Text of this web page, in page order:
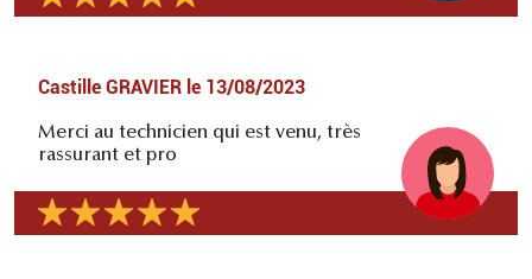
Castille GRAVIER le 13/08/2023
Merci au technicien qui est venu, très
rassurant et pro